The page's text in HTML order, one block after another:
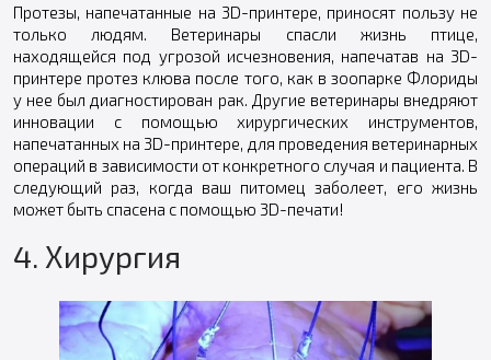
Протезы, напечатанные на 3D-принтере, приносят пользу не
только людям. Ветеринары спасли жизнь птице,
находящейся под угрозой исчезновения, напечатав на 3D-
принтере протез клюва после того, как в зоопарке Флориды
у нее был диагностирован рак. Другие ветеринары внедряют
инновации с помощью хирургических инструментов,
напечатанных на 3D-принтере, для проведения ветеринарных
операций в зависимости от конкретного случая и пациента. В
следующий раз, когда ваш питомец заболеет, его жизнь
может быть спасена с помощью 3D-печати!
4. Хирургия